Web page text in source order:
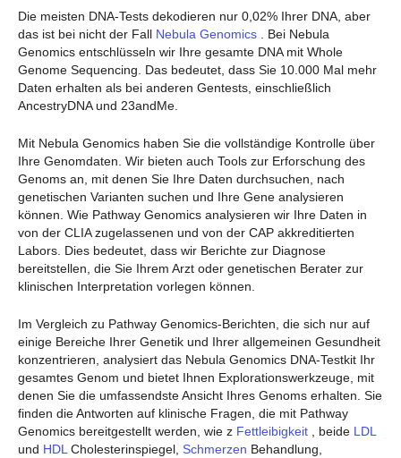
Die meisten DNA-Tests dekodieren nur 0,02% Ihrer DNA, aber
das ist bei nicht der Fall Nebula Genomics . Bei Nebula
Genomics entschlüsseln wir Ihre gesamte DNA mit Whole
Genome Sequencing. Das bedeutet, dass Sie 10.000 Mal mehr
Daten erhalten als bei anderen Gentests, einschließlich
AncestryDNA und 23andMe.
Mit Nebula Genomics haben Sie die vollständige Kontrolle über
Ihre Genomdaten. Wir bieten auch Tools zur Erforschung des
Genoms an, mit denen Sie Ihre Daten durchsuchen, nach
genetischen Varianten suchen und Ihre Gene analysieren
können. Wie Pathway Genomics analysieren wir Ihre Daten in
von der CLIA zugelassenen und von der CAP akkreditierten
Labors. Dies bedeutet, dass wir Berichte zur Diagnose
bereitstellen, die Sie Ihrem Arzt oder genetischen Berater zur
klinischen Interpretation vorlegen können.
Im Vergleich zu Pathway Genomics-Berichten, die sich nur auf
einige Bereiche Ihrer Genetik und Ihrer allgemeinen Gesundheit
konzentrieren, analysiert das Nebula Genomics DNA-Testkit Ihr
gesamtes Genom und bietet Ihnen Explorationswerkzeuge, mit
denen Sie die umfassendste Ansicht Ihres Genoms erhalten. Sie
finden die Antworten auf klinische Fragen, die mit Pathway
Genomics bereitgestellt werden, wie z Fettleibigkeit , beide LDL
und HDLCholesterinspiegel, Schmerzen Behandlung,